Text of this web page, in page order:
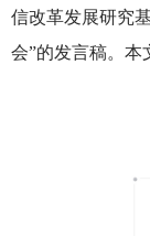
信改革发展研究
会”的发言稿。本